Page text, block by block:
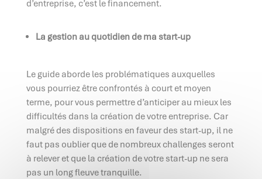
d’entreprise, c’est le financement.
La gestion au quotidien de ma start-up
Le guide aborde les problématiques auxquelles
vous pourriez être confrontés à court et moyen
terme, pour vous permettre d’anticiper au mieux les
difficultés dans la création de votre entreprise. Car
malgré des dispositions en faveur des start-up, il ne
faut pas oublier que de nombreux challenges seront
à relever et que la création de votre start-up ne sera
pas un long fleuve tranquille.